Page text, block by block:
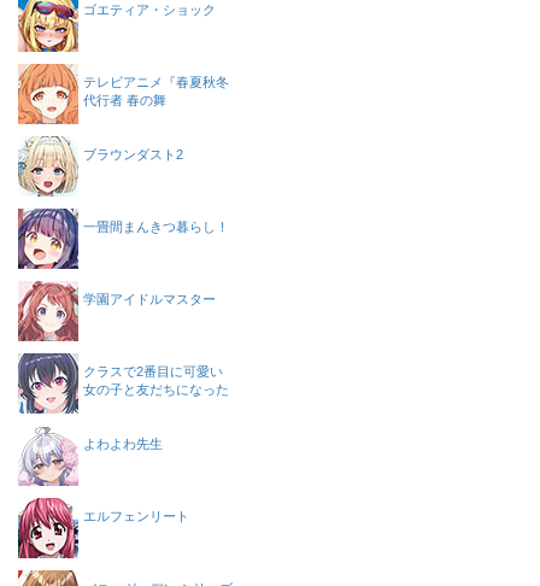
ゴエティア・ショック
テレビアニメ『春夏秋冬
代行者 春の舞
ブラウンダスト2
一畳間まんきつ暮らし！
学園アイドルマスター
クラスで2番目に可愛い
女の子と友だちになった
よわよわ先生
エルフェンリート